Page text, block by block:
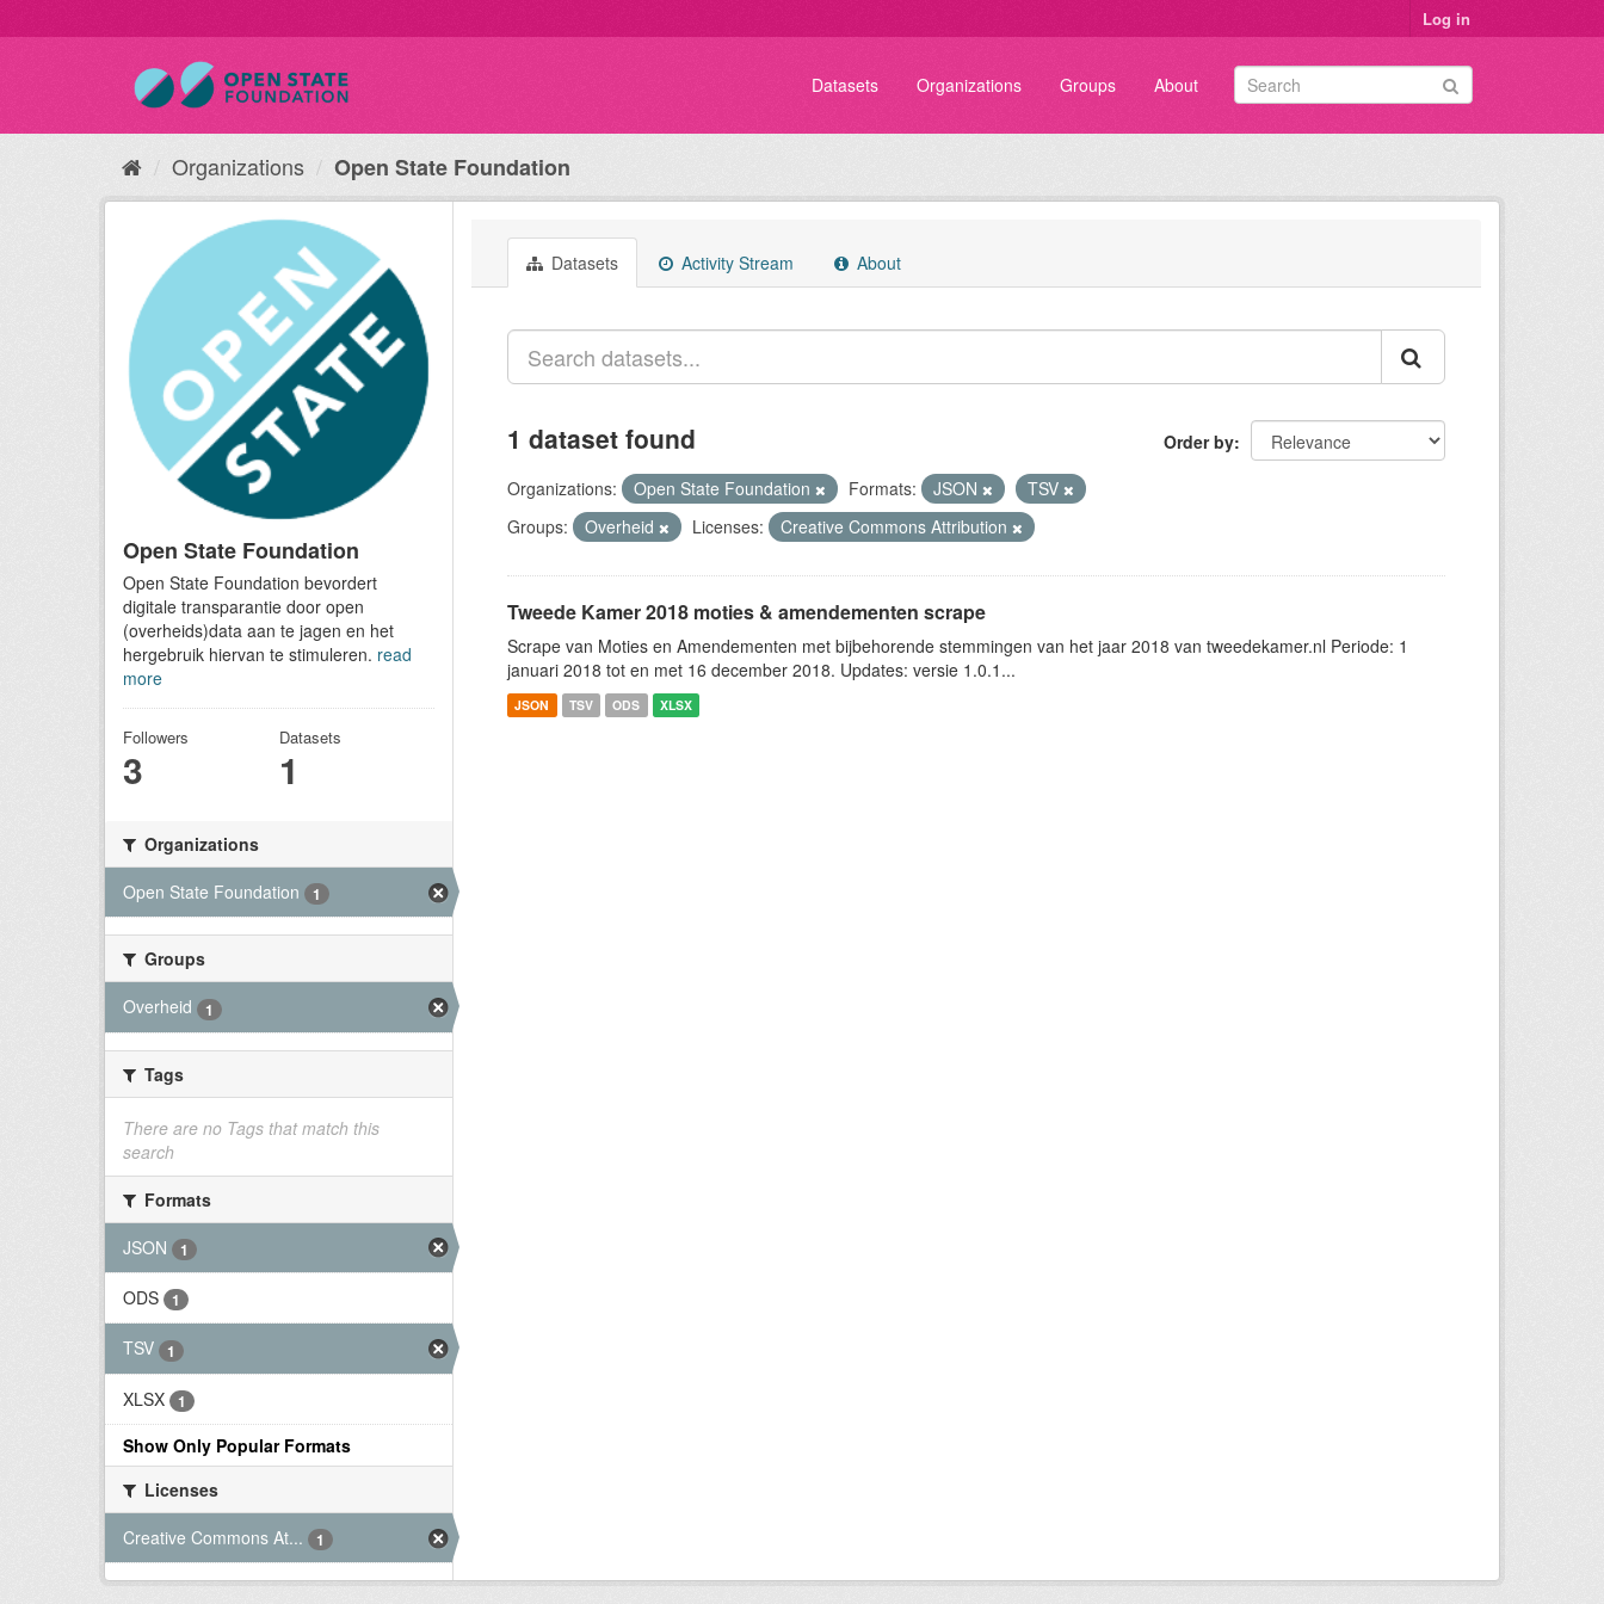
Log in
Datasets Organizations Groups About
Organizations Open State Foundation
Open State Foundation
Open State Foundation bevordert
digitale transparantie door open
(overheids)data aan te jagen en het
hergebruik hiervan te stimuleren. read
more
Followers
3
Datasets
1
Organizations
Open State Foundation
1
Groups
Overheid
1
Tags
There are no Tags that match this
search
Formats
JSON
1
ODS 1
TSV 1
XLSX 1
Show Only Popular Formats
Licenses
Creative Commons At...
1
Datasets Activity Stream About
Order by
1 dataset found
Organizations: Open State Foundation Formats: JSON
TSV
Groups:
Overheid Licenses: Creative Commons Attribution
Tweede Kamer 2018 moties & amendementen scrape
Scrape van Moties en Amendementen met bijbehorende stemmingen van het jaar 2018 van tweedekamer.nl Periode: 1
januari 2018 tot en met 16 december 2018. Updates: versie 1.0.1...
JSON TSV ODS XLSX